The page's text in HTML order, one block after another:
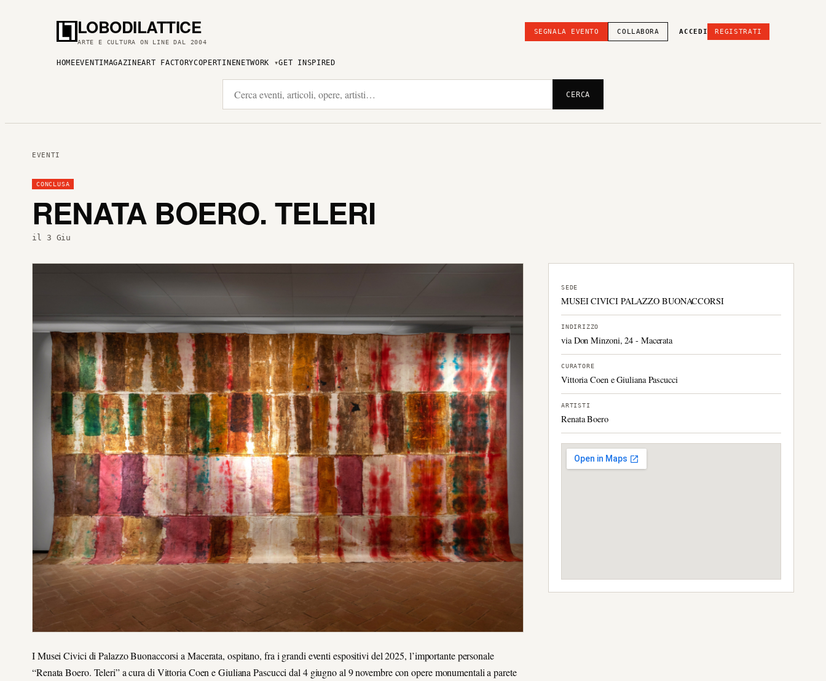
LOBODILATTICE
ARTE E CULTURA ON LINE DAL 2004
SEGNALA EVENTO COLLABORA ACCEDI REGISTRATI
HOME EVENTI MAGAZINEART FACTORYCOPERTINENETWORK GET INSPIRED
CERCA
EVENTI
CONCLUSA
RENATA BOERO. TELERI
il 3 Giu
I Musei Civici di Palazzo Buonaccorsi a Macerata, ospitano, fra i grandi eventi espositivi del 2025, l’importante personale
“Renata Boero. Teleri” a cura di Vittoria Coen e Giuliana Pascucci dal 4 giugno al 9 novembre con opere monumentali a parete
SEDE
MUSEI CIVICI PALAZZO BUONACCORSI
INDIRIZZO
via Don Minzoni, 24 - Macerata
CURATORE
Vittoria Coen e Giuliana Pascucci
ARTISTI
Renata Boero